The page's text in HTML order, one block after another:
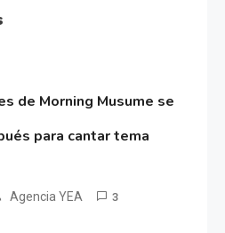
de Morning Musume se
para cantar tema
Agencia YEA 3